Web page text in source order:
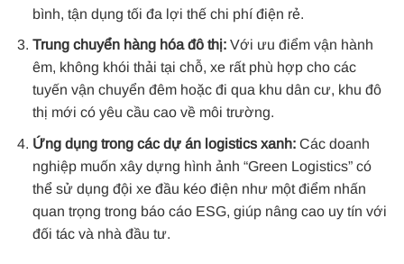
bình, tận dụng tối đa lợi thế chi phí điện rẻ.
Trung chuyển hàng hóa đô thị:Với ưu điểm vận hành
êm, không khói thải tại chỗ, xe rất phù hợp cho các
tuyến vận chuyển đêm hoặc đi qua khu dân cư, khu đô
thị mới có yêu cầu cao về môi trường.
Ứng dụng trong các dự án logistics xanh:Các doanh
nghiệp muốn xây dựng hình ảnh “Green Logistics” có
thể sử dụng đội xe đầu kéo điện như một điểm nhấn
quan trọng trong báo cáo ESG, giúp nâng cao uy tín với
đối tác và nhà đầu tư.